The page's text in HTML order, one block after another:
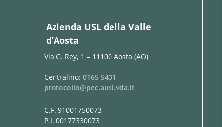
Azienda USL della Valle
d’Aosta
Via G. Rey, 1 – 11100 Aosta (AO)
Centralino: 0165 5431
protocollo@pec.ausl.vda.it
C.F. 91001750073
P.I. 00177330073